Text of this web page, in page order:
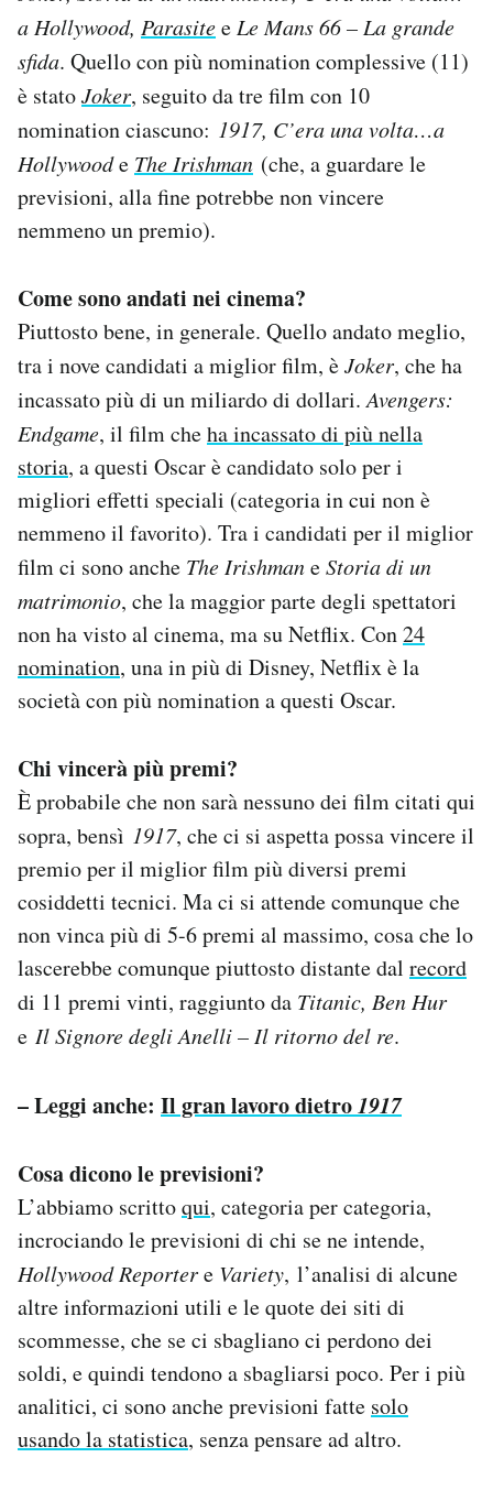
a Hollywood, ParasiteeLe Mans 66 – La grande
sfida. Quello con più nomination complessive (11)
è statoJoker, seguito da tre film con 10
nomination ciascuno: 1917, C’era una volta…a
Hollywoode The Irishman (che, a guardare le
previsioni, alla fine potrebbe non vincere
nemmeno un premio).
Come sono andati nei cinema?
Piuttosto bene, in generale. Quello andato meglio,
tra i nove candidati a miglior film, èJoker, che ha
incassato più di un miliardo di dollari.Avengers:
Endgame, il film cheha incassato di più nella
storia, a questi Oscar è candidato solo per i
migliori effetti speciali (categoria in cui non è
nemmeno il favorito). Tra i candidati per il miglior
film ci sono anche The IrishmaneStoria di un
matrimonio, che la maggior parte degli spettatori
non ha visto al cinema, ma su Netflix. Con24
nomination, una in più di Disney, Netflix è la
società con più nomination a questi Oscar.
Chi vincerà più premi?
È probabile che non sarà nessuno dei film citati qui
sopra, bensì 1917, che ci si aspetta possa vincere il
premio per il miglior film più diversi premi
cosiddetti tecnici. Ma ci si attende comunque che
non vinca più di 5-6 premi al massimo, cosa che lo
lascerebbe comunque piuttosto distante dal record
di 11 premi vinti, raggiunto da Titanic, Ben Hur
e Il Signore degli Anelli – Il ritorno del re.
– Leggi anche: Il gran lavoro dietro1917
Cosa dicono le previsioni?
L’abbiamo scrittoqui, categoria per categoria,
incrociando le previsioni di chi se ne intende,
Hollywood Reportere Variety, l’analisi di alcune
altre informazioni utili e le quote dei siti di
scommesse, che se ci sbagliano ci perdono dei
soldi, e quindi tendono a sbagliarsi poco. Per i più
analitici, ci sono anche previsioni fatte solo
usando la statistica, senza pensare ad altro.